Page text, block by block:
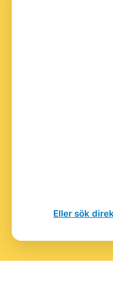
Eller sök